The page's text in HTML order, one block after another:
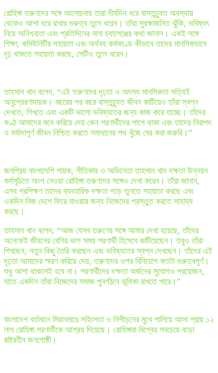
রোহিঙ্গা তরুণদের সঙ্গে আলোচনায় তারা দীর্ঘদিন ধরে বাস্তুচ্যুত অবস্থায়
থেকেও আশা ধরে রাখার গুরুত্ব তুলে ধরেন। তাঁরা সুরক্ষাজনিত ঝুঁকি, ভবিষ্যৎ
নিয়ে অনিশ্চয়তা এবং প্রতিদিনের নানা চ্যালেঞ্জের কথা জানান। একই সঙ্গে
শিক্ষা, কমিউনিটির সহায়তা এবং অর্থবহ কর্মকাণ্ড কীভাবে তাদের মানসিকভাবে
দৃঢ় থাকতে সহায়তা করছে, সেটিও তুলে ধরেন।
তাহসান খান বলেন, “এই তরুণদের দৃঢ়তা ও অদম্য মানসিকতা সত্যিই
অনুপ্রেরণাদায়ক। বছরের পর বছর বাস্তুচ্যুত জীবন কাটিয়েও তাঁরা স্বপ্ন
দেখতে, শিখতে এবং একটি ভালো ভবিষ্যতের জন্য কাজ করে যাচ্ছে। তাঁদের
কণ্ঠ আমাদের মনে করিয়ে দেয় কেন শরণার্থীদের পাশে থাকা এবং তাদের নিরাপদ
ও মর্যাদাপূর্ণ জীবন নিশ্চিত করতে সমাধানের পথ খুঁজে বের করা জরুরি।”
জনপ্রিয় বাংলাদেশি গায়ক, গীতিকার ও অভিনেতা তাহসান খান দক্ষতা উন্নয়ন
কর্মসূচিতে অংশ নেওয়া রোহিঙ্গা তরুণদের সঙ্গেও দেখা করেন। তাঁরা জানান,
এসব প্রশিক্ষণ তাদের ব্যবহারিক দক্ষতা গড়ে তুলতে সহায়তা করছে এবং
একদিন নিজ দেশে ফিরে যাওয়ার জন্য নিজেদের প্রস্তুত করতে সাহায্য
করছে।
তাহসান খান বলেন, “আজ যেসব তরুণের সঙ্গে আমার দেখা হয়েছে, তাঁদের
অনেকেই জীবনের বেশির ভাগ সময় শরণার্থী হিসেবে কাটিয়েছেন। তবুও তাঁরা
শিখছেন, নতুন কিছু তৈরি করছেন এবং ভবিষ্যতের স্বপ্ন দেখছেন। তাঁদের এই
দৃঢ়তা আমাদের স্মরণ করিয়ে দেয়, তরুণদের ওপর বিনিয়োগ কতটা গুরুত্বপূর্ণ।
শুধু আশা থাকলেই হবে না। শরণার্থীদের দক্ষতা অর্জনের সুযোগও প্রয়োজন,
যাতে একদিন তাঁরা নিজেদের সমাজ পুনর্গঠনে ভূমিকা রাখতে পারে।”
বাংলাদেশ বর্তমানে মিয়ানমারে সহিংসতা ও নিপীড়নের মুখে পালিয়ে আসা প্রায় ১২
লাখ রোহিঙ্গা শরণার্থীকে আশ্রয় দিয়েছে। রোহিঙ্গারা বিশ্বের সবচেয়ে বড়ো
রাষ্ট্রহীন জনগোষ্ঠী।